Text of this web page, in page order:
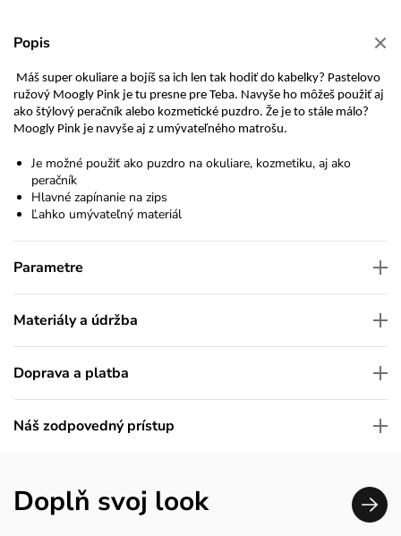
Popis
Máš super okuliare a bojíš sa ich len tak hodiť do kabelky? Pastelovo
ružový Moogly Pink je tu presne pre Teba. Navyše ho môžeš použiť aj
ako štýlový peračník alebo kozmetické puzdro. Že je to stále málo?
Moogly Pink je navyše aj z umývateľného matrošu.
Je možné použiť ako puzdro na okuliare, kozmetiku, aj ako
peračník
Hlavné zapínanie na zips
Ľahko umývateľný materiál
Parametre
Materiály a údržba
Doprava a platba
Náš zodpovedný prístup
Doplň svoj look